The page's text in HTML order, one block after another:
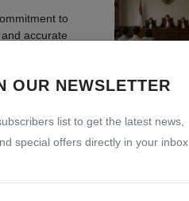
OUR NEWSLETTER
list to get the latest news,
special offers directly in your inbox
to
accurate